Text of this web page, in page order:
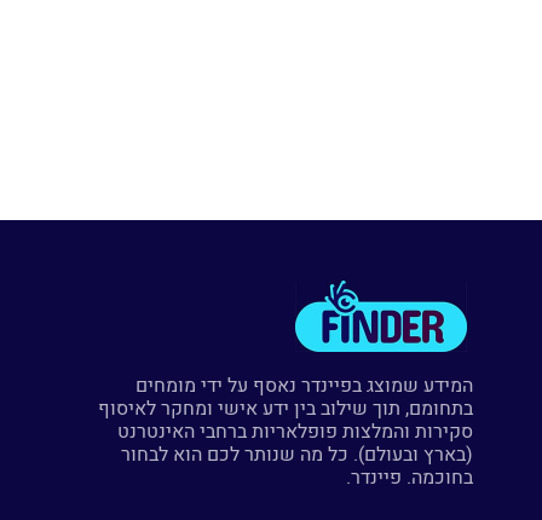
המידע שמוצג בפיינדר נאסף על ידי מומחים
בתחומם, תוך שילוב בין ידע אישי ומחקר לאיסוף
סקירות והמלצות פופלאריות ברחבי האינטרנט
(בארץ ובעולם). כל מה שנותר לכם הוא לבחור
בחוכמה. פיינדר.